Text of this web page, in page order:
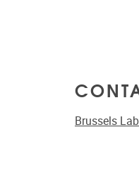
Brussels